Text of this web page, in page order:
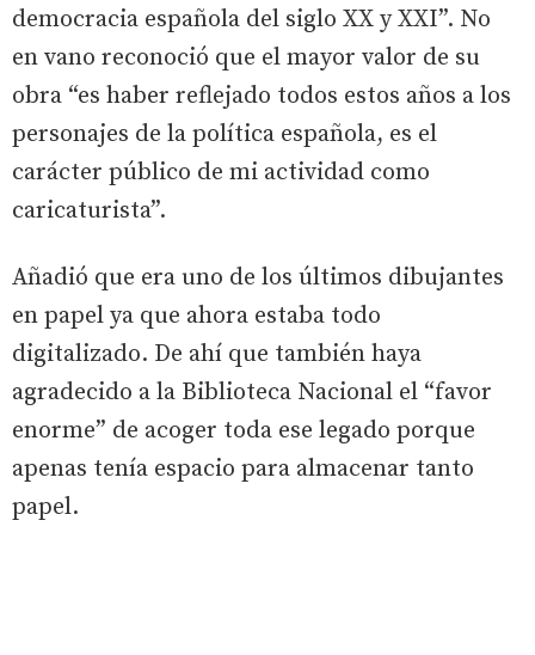
democracia española del siglo XX y XXI”. No
en vano reconoció que el mayor valor de su
obra “es haber reflejado todos estos años a los
personajes de la política española, es el
carácter público de mi actividad como
caricaturista”.
Añadió que era uno de los últimos dibujantes
en papel ya que ahora estaba todo
digitalizado. De ahí que también haya
agradecido a la Biblioteca Nacional el “favor
enorme” de acoger toda ese legado porque
apenas tenía espacio para almacenar tanto
papel.